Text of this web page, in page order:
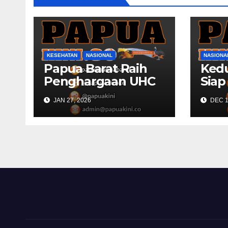
KESEHATAN NASIONAL
Papua Barat Raih
Penghargaan UHC
Award BPJS
Kesehatan
JAN 27, 2026 DEC